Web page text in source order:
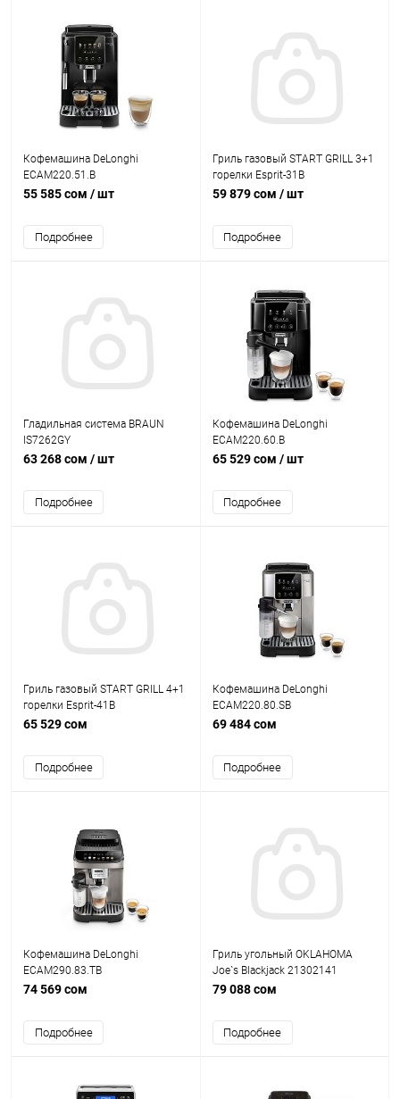
Кофемашина DeLonghi
ECAM220.51.B
55 585 сом / шт
Подробнее
Гриль газовый START GRILL 3+1
горелки Esprit-31B
59 879 сом / шт
Подробнее
Гладильная система BRAUN
IS7262GY
63 268 сом / шт
Подробнее
Кофемашина DeLonghi
ECAM220.60.B
65 529 сом / шт
Подробнее
Гриль газовый START GRILL 4+1
горелки Esprit-41B
65 529 сом
Подробнее
Кофемашина DeLonghi
ECAM220.80.SB
69 484 сом
Подробнее
Кофемашина DeLonghi
ECAM290.83.TB
74 569 сом
Подробнее
Гриль угольный OKLAHOMA
Joe`s Blackjack 21302141
79 088 сом
Подробнее